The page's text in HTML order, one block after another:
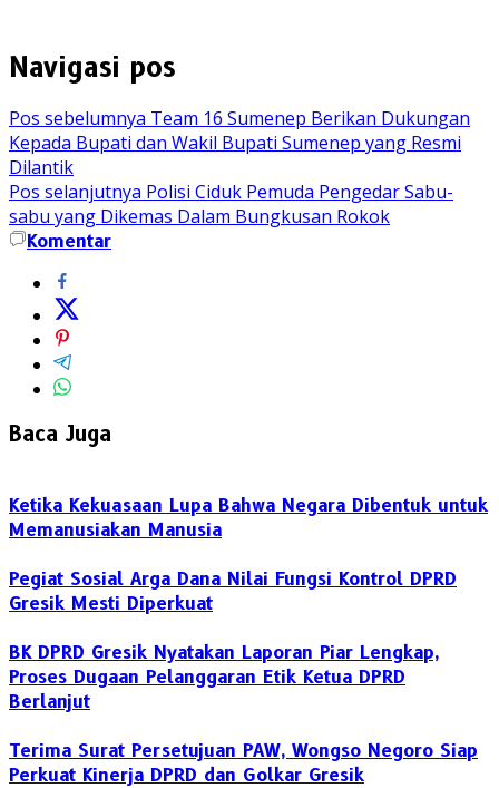
Navigasi pos
Pos sebelumnya Team 16 Sumenep Berikan Dukungan
Kepada Bupati dan Wakil Bupati Sumenep yang Resmi
Dilantik
Pos selanjutnya Polisi Ciduk Pemuda Pengedar Sabu-
sabu yang Dikemas Dalam Bungkusan Rokok
Komentar
Baca Juga
Ketika Kekuasaan Lupa Bahwa Negara Dibentuk untuk
Memanusiakan Manusia
Pegiat Sosial Arga Dana Nilai Fungsi Kontrol DPRD
Gresik Mesti Diperkuat
BK DPRD Gresik Nyatakan Laporan Piar Lengkap,
Proses Dugaan Pelanggaran Etik Ketua DPRD
Berlanjut
Terima Surat Persetujuan PAW, Wongso Negoro Siap
Perkuat Kinerja DPRD dan Golkar Gresik